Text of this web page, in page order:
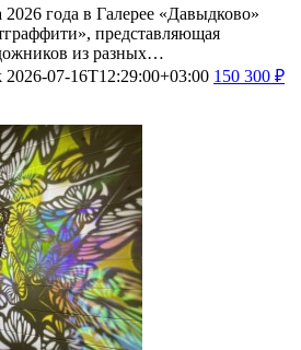
года в Галерее «Давыдково»
представляющая
из разных…
2026-07-16T12:29:00+03:00 150 300 ₽